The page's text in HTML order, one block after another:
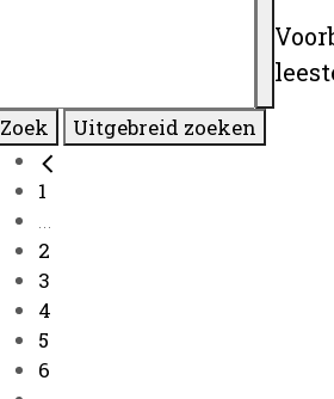
Zoek Uitgebreid zoeken
1
...
2
3
4
5
6